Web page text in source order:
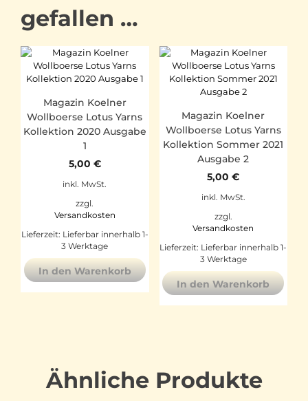
gefallen …
Magazin Koelner
Wollboerse Lotus Yarns
Kollektion 2020 Ausgabe
1
5,00 €
inkl. MwSt.
zzgl.
Versandkosten
Lieferzeit: Lieferbar innerhalb 1-
3 Werktage
In den Warenkorb
Magazin Koelner
Wollboerse Lotus Yarns
Kollektion Sommer 2021
Ausgabe 2
5,00€
inkl. MwSt.
zzgl.
Versandkosten
Lieferzeit: Lieferbar innerhalb 1-
3 Werktage
In den Warenkorb
Ähnliche Produkte